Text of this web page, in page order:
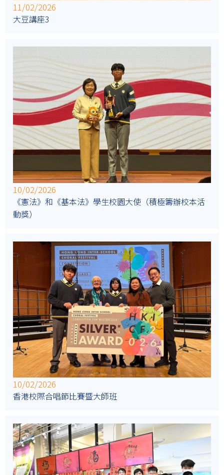
11/02/2026
大豆講座3
10/02/2026
《憲法》和《基本法》學生校園大使（積極籌辦校本活
動獎）
10/02/2026
香港校際合唱節比賽暨大師班